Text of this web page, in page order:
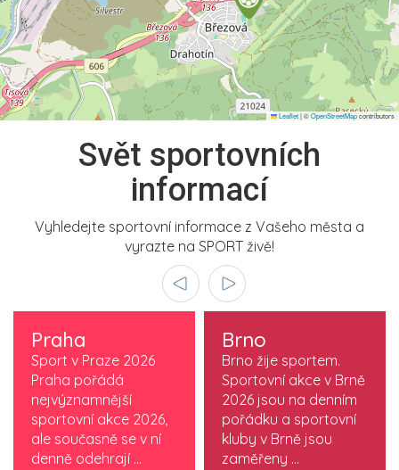
Leaflet|©OpenStreetMapcontributors
Svět sportovních
informací
Vyhledejte sportovní informace z Vašeho města a
vyrazte na SPORT živě!
Praha
Sport v Praze 2026
Praha pořádá
nejvýznamnější
sportovní akce 2026,
ale současně se v ní
denně odehrají ...
Brno
Brno žije sportem.
Sportovní akce v Brně
2026 jsou na denním
pořádku a sportovní
kluby v Brně jsou
zaměřeny ...